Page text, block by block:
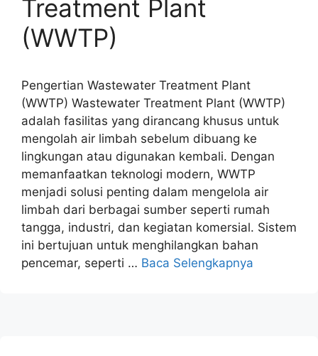
Treatment Plant
(WWTP)
Pengertian Wastewater Treatment Plant
(WWTP) Wastewater Treatment Plant (WWTP)
adalah fasilitas yang dirancang khusus untuk
mengolah air limbah sebelum dibuang ke
lingkungan atau digunakan kembali. Dengan
memanfaatkan teknologi modern, WWTP
menjadi solusi penting dalam mengelola air
limbah dari berbagai sumber seperti rumah
tangga, industri, dan kegiatan komersial. Sistem
ini bertujuan untuk menghilangkan bahan
pencemar, seperti … Baca Selengkapnya